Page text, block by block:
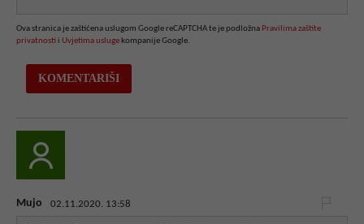
Ova stranica je zaštićena uslugom Google reCAPTCHA te je podložna Pravilima zaštite
privatnosti i Uvjetima usluge kompanije Google.
Mujo 02.11.2020. 13:58